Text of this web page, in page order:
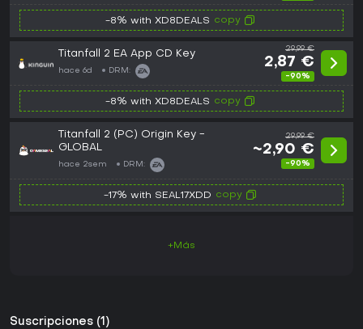
-8% with XD8DEALS copy
Titanfall 2 EA App CD Key
hace 6d DRM:
29,99 €
2,87 €
-90%
-8% with XD8DEALS copy
Titanfall 2 (PC) Origin Key -
GLOBAL
hace 2sem DRM:
29,99 €
~2,90 €
-90%
-17% with SEAL17XDD copy
+Más
Suscripciones (1)